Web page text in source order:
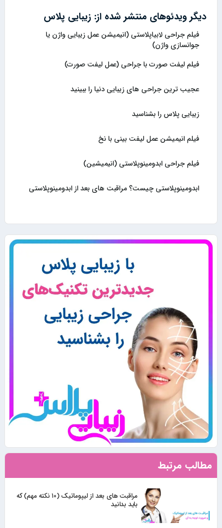
دیگر ویدئوهای منتشر شده از: زیبایی پلاس
فیلم جراحی لابیاپلاستی (انیمیشن عمل زیبایی واژن یا
جوانسازی واژن)
فیلم لیفت صورت با جراحی (عمل لیفت صورت)
عجیب ترین جراحی های زیبایی دنیا را ببینید
زیبایی پلاس را بشناسید
فیلم انیمیشن عمل لیفت بینی با نخ
فیلم جراحی ابدومینوپلاستی (انیمیشین)
ابدومینوپلاستی چیست؟ مراقبت های بعد از ابدومینوپلاستی
مطالب مرتبط
مراقبت های بعد از لیپوماتیک (۱۰ نکته مهم) که
باید بدانید